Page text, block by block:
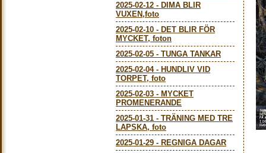
2025-02-12 - DIMA BLIR
VUXEN,foto
2025-02-10 - DET BLIR FÖR
MYCKET, foton
2025-02-05 - TUNGA TANKAR
2025-02-04- HUNDLIV VID
TORPET, foto
2025-02-03 - MYCKET
PROMENERANDE
2025-01-31 - TRÄNING MED TRE
LAPSKA, foto
2025-01-29 - REGNIGA DAGAR